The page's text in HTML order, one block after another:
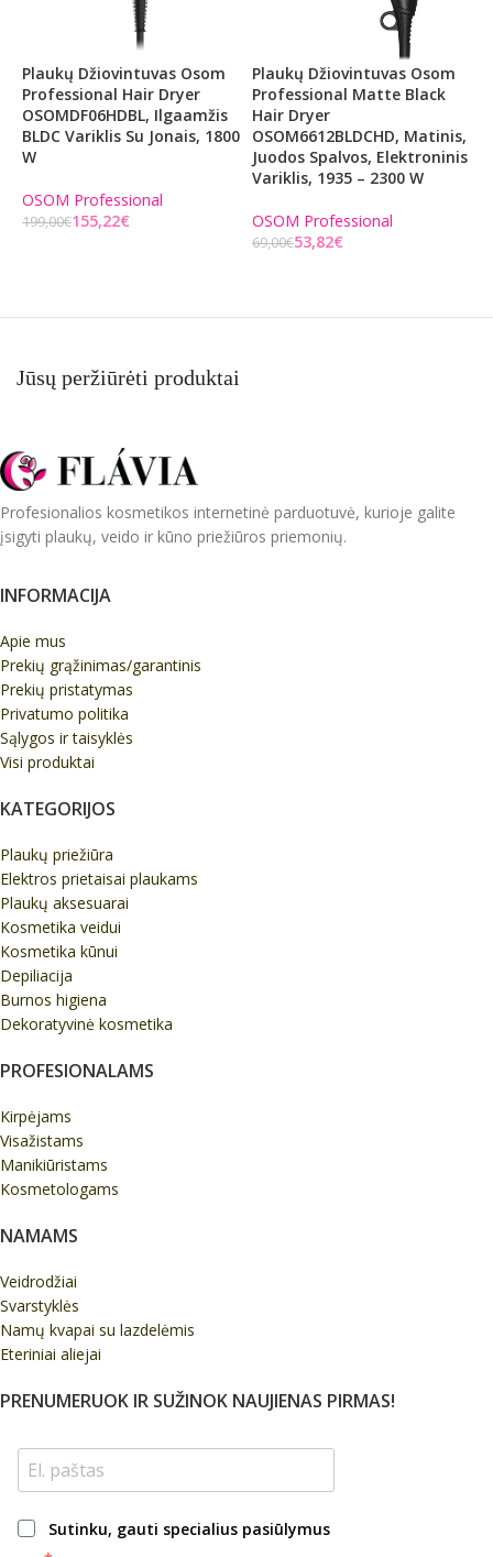
Plaukų Džiovintuvas Osom
Professional Hair Dryer
OSOMDF06HDBL, Ilgaamžis
BLDC Variklis Su Jonais, 1800
W
OSOM Professional
199,00€155,22€
Plaukų Džiovintuvas Osom
Professional Matte Black
Hair Dryer
OSOM6612BLDCHD, Matinis,
Juodos Spalvos, Elektroninis
Variklis, 1935 – 2300 W
OSOM Professional
69,00€53,82€
Jūsų peržiūrėti produktai
Profesionalios kosmetikos internetinė parduotuvė, kurioje galite
įsigyti plaukų, veido ir kūno priežiūros priemonių.
INFORMACIJA
Apie mus
Prekių grąžinimas/garantinis
Prekių pristatymas
Privatumo politika
Sąlygos ir taisyklės
Visi produktai
KATEGORIJOS
Plaukų priežiūra
Elektros prietaisai plaukams
Plaukų aksesuarai
Kosmetika veidui
Kosmetika kūnui
Depiliacija
Burnos higiena
Dekoratyvinė kosmetika
PROFESIONALAMS
Kirpėjams
Visažistams
Manikiūristams
Kosmetologams
NAMAMS
Veidrodžiai
Svarstyklės
Namų kvapai su lazdelėmis
Eteriniai aliejai
PRENUMERUOK IR SUŽINOK NAUJIENAS PIRMAS!
Sutinku, gauti specialius pasiūlymus